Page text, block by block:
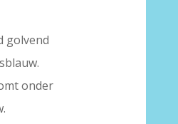
golvend
onder